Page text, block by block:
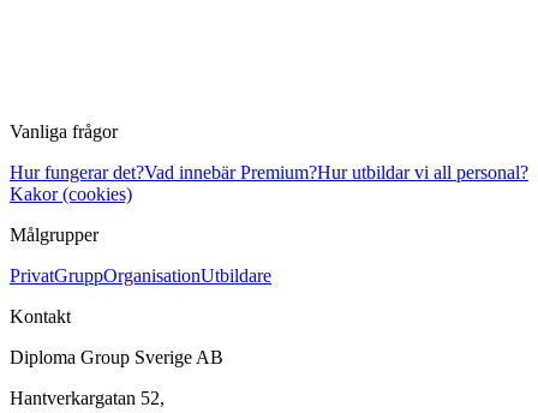
Vanliga frågor
Hur fungerar det?Vad innebär Premium?Hur utbildar vi all personal?
Kakor (cookies)
Målgrupper
PrivatGruppOrganisationUtbildare
Kontakt
Diploma Group Sverige AB
Hantverkargatan 52,